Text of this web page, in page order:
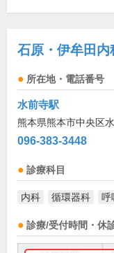
石原・伊牟田内
所在地・電話番号
水前寺駅
熊本県熊本市中央区
096-383-3448
診療科目
内科 循環器科 呼
診療/受付時間・休